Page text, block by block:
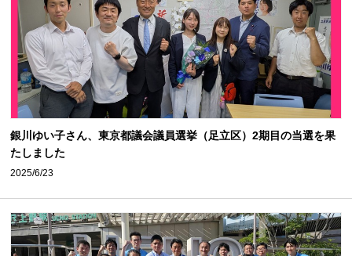
銀川ゆい子さん、東京都議会議員選挙（足立区）2期目の当選を果
たしました
2025/6/23